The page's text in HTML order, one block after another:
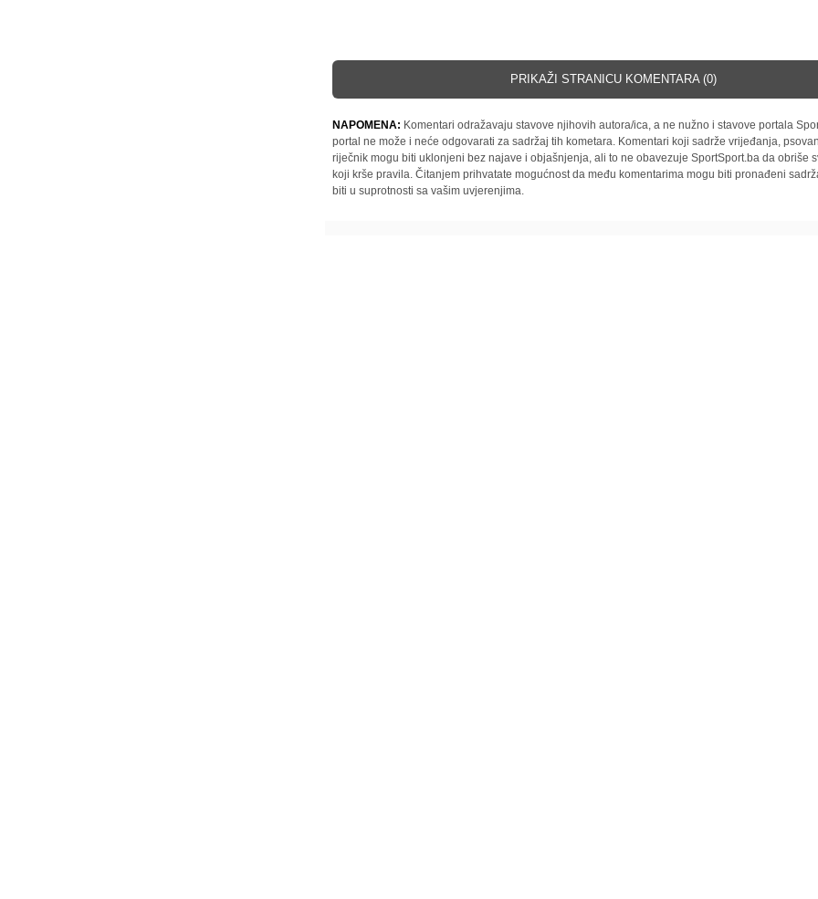
PRIKAŽI STRANICU KOMENTARA (0)
NAPOMENA: Komentari odražavaju stavove njihovih autora/ica, a ne nužno i stavove portala
portal ne može i neće odgovarati za sadržaj tih kometara. Komentari koji sadrže vrijeđanja,
riječnik mogu biti uklonjeni bez najave i objašnjenja, ali to ne obavezuje SportSport.ba da obriše
koji krše pravila. Čitanjem prihvatate mogućnost da među komentarima mogu biti pronađeni
biti u suprotnosti sa vašim uvjerenjima.